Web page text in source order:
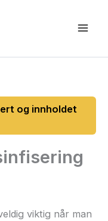
viktig når man